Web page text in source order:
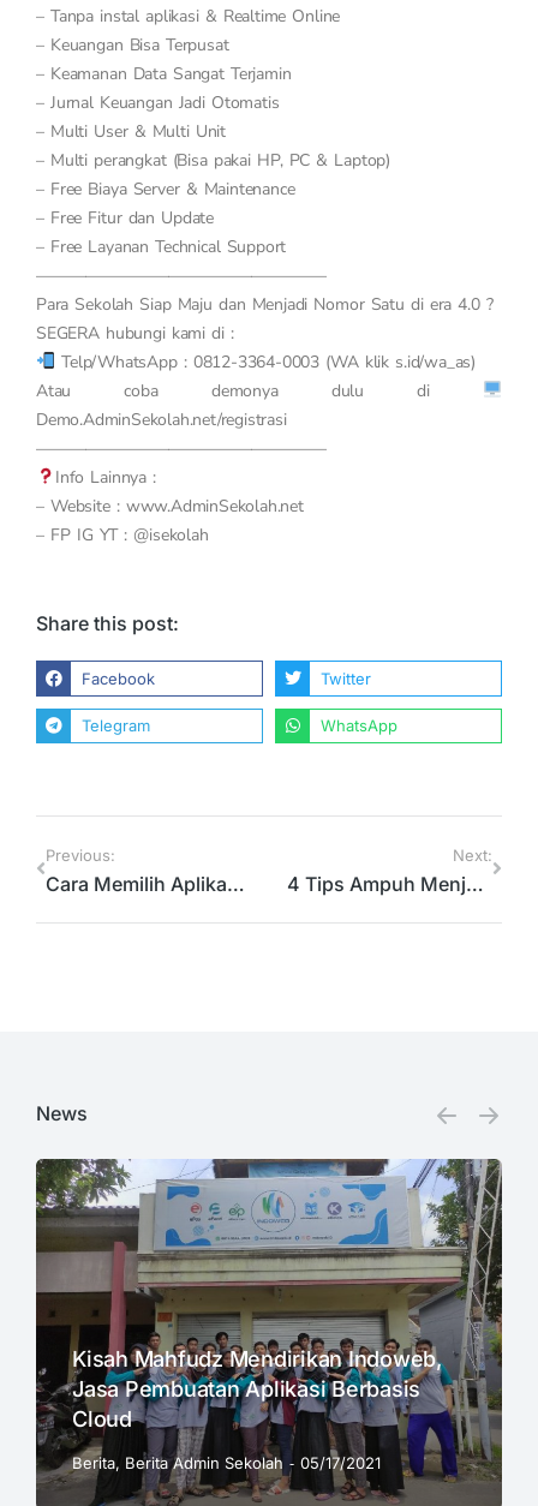
– Tanpa instal aplikasi & Realtime Online
– Keuangan Bisa Terpusat
– Keamanan Data Sangat Terjamin
– Jurnal Keuangan Jadi Otomatis
– Multi User & Multi Unit
– Multi perangkat (Bisa pakai HP, PC & Laptop)
– Free Biaya Server & Maintenance
– Free Fitur dan Update
– Free Layanan Technical Support
—————————————————–
Para Sekolah Siap Maju dan Menjadi Nomor Satu di era 4.0 ?
SEGERA hubungi kami di :
Telp/WhatsApp : 0812-3364-0003 (WA klik s.id/wa_as)
Atau coba demonya dulu di
Demo.AdminSekolah.net/registrasi
—————————————————–
Info Lainnya :
– Website : www.AdminSekolah.net
– FP IG YT : @isekolah
Share this post:
Facebook Twitter
Telegram WhatsApp
Previous:
Cara Memilih Aplikasi Administrasi Sekolah Online yang Tepat
Next:
4 Tips Ampuh Menjadi Guru Agar Disegani Banyak Murid
News
Kisah Mahfudz Mendirikan Indoweb,
Jasa Pembuatan Aplikasi Berbasis
Cloud
Berita, Berita Admin Sekolah 05/17/2021